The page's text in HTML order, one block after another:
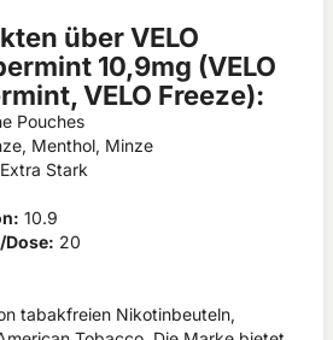
über VELO
10,9mg (VELO
VELO Freeze):
Pouches
Menthol, Minze
Extra Stark
10.9
Dose: 20
tabakfreien Nikotinbeuteln,